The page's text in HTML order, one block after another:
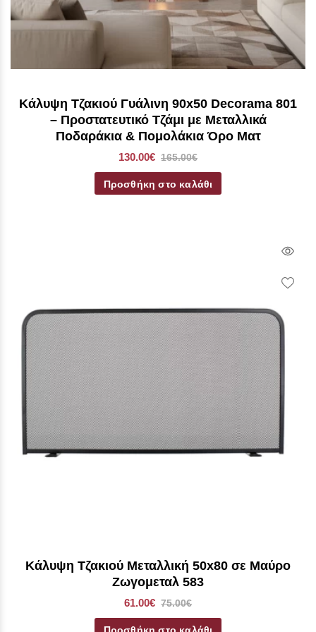
Κάλυψη Τζακιού Γυάλινη 90x50 Decorama 801
– Προστατευτικό Τζάμι με Μεταλλικά
Ποδαράκια & Πομολάκια Όρο Ματ
130.00€ 165.00€
Προσθήκη στο καλάθι
Κάλυψη Τζακιού Μεταλλική 50x80 σε Mαύρο
Ζωγομεταλ 583
61.00€ 75.00€